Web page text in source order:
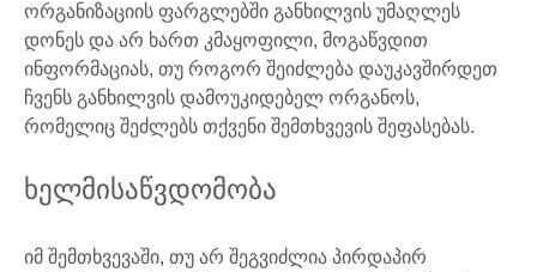
ორგანიზაციის ფარგლებში განხილვის უმაღლეს
დონეს და არ ხართ კმაყოფილი, მოგაწვდით
ინფორმაციას, თუ როგორ შეიძლება დაუკავშირდეთ
ჩვენს განხილვის დამოუკიდებელ ორგანოს,
რომელიც შეძლებს თქვენი შემთხვევის შეფასებას.
ხელმისაწვდომობა
იმ შემთხვევაში, თუ არ შეგვიძლია პირდაპირ